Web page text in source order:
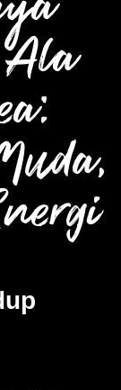
Ala